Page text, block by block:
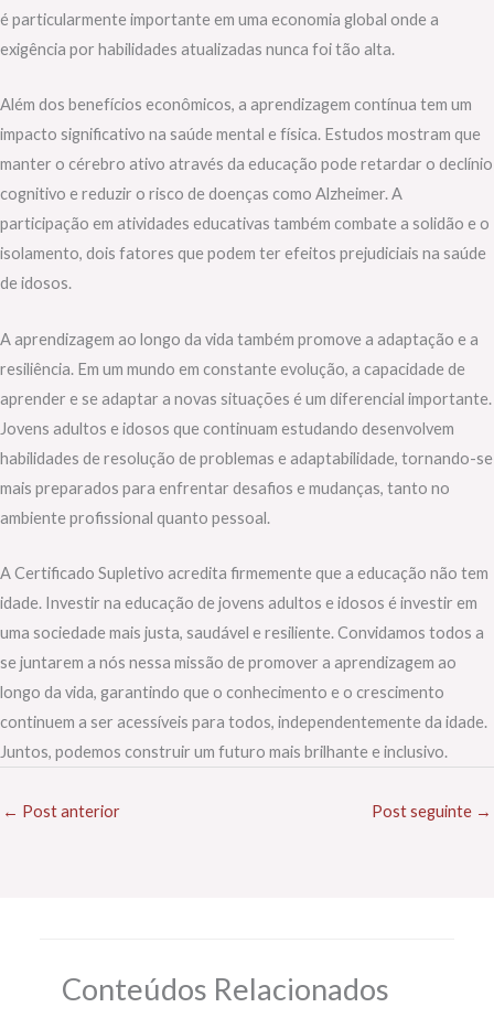
é particularmente importante em uma economia global onde a
exigência por habilidades atualizadas nunca foi tão alta.
Além dos benefícios econômicos, a aprendizagem contínua tem um
impacto significativo na saúde mental e física. Estudos mostram que
manter o cérebro ativo através da educação pode retardar o declínio
cognitivo e reduzir o risco de doenças como Alzheimer. A
participação em atividades educativas também combate a solidão e o
isolamento, dois fatores que podem ter efeitos prejudiciais na saúde
de idosos.
A aprendizagem ao longo da vida também promove a adaptação e a
resiliência. Em um mundo em constante evolução, a capacidade de
aprender e se adaptar a novas situações é um diferencial importante.
Jovens adultos e idosos que continuam estudando desenvolvem
habilidades de resolução de problemas e adaptabilidade, tornando-se
mais preparados para enfrentar desafios e mudanças, tanto no
ambiente profissional quanto pessoal.
A Certificado Supletivo acredita firmemente que a educação não tem
idade. Investir na educação de jovens adultos e idosos é investir em
uma sociedade mais justa, saudável e resiliente. Convidamos todos a
se juntarem a nós nessa missão de promover a aprendizagem ao
longo da vida, garantindo que o conhecimento e o crescimento
continuem a ser acessíveis para todos, independentemente da idade.
Juntos, podemos construir um futuro mais brilhante e inclusivo.
← Post anterior Post seguinte →
Conteúdos Relacionados